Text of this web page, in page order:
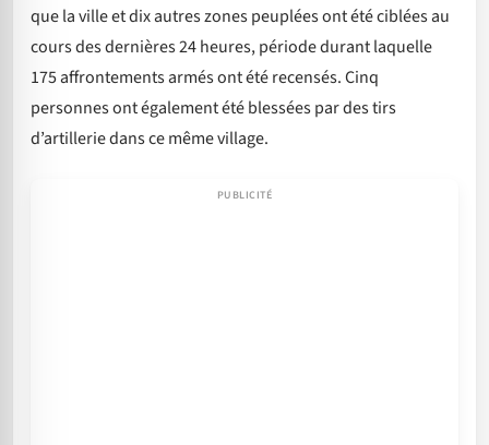
que la ville et dix autres zones peuplées ont été ciblées au
cours des dernières 24 heures, période durant laquelle
175 affrontements armés ont été recensés. Cinq
personnes ont également été blessées par des tirs
d’artillerie dans ce même village.